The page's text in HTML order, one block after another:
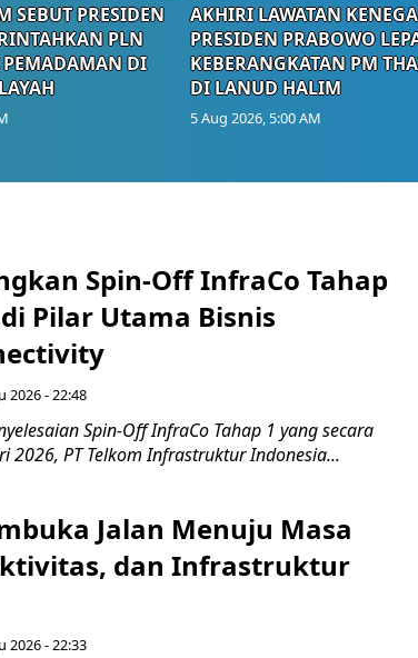
SEBUT PRESIDEN
PLN
PEMADAMAN DI
AKHIRI LAWATAN
PRESIDEN PRABOWO
KEBERANGKATAN PM
DI LANUD HALIM
5 Aug 2026, 5:00 AM
Spin-Off InfraCo Tahap
Pilar Utama Bisnis
2026 - 22:48
Spin-Off InfraCo Tahap 1 yang secara
2026, PT Telkom Infrastruktur Indonesia...
Jalan Menuju Masa
dan Infrastruktur
2026 - 22:33